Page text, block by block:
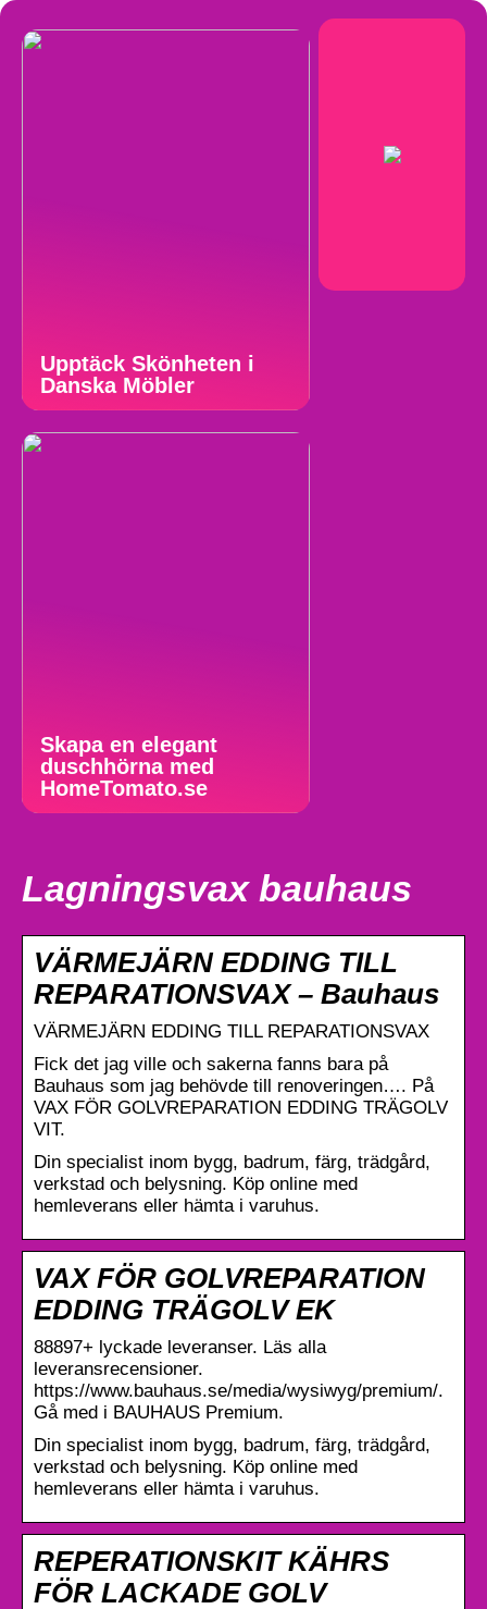
Upptäck Skönheten i
Danska Möbler
Skapa en elegant
duschhörna med
HomeTomato.se
Lagningsvax bauhaus
VÄRMEJÄRN EDDING TILL
REPARATIONSVAX – Bauhaus
VÄRMEJÄRN EDDING TILL REPARATIONSVAX
Fick det jag ville och sakerna fanns bara på
Bauhaus som jag behövde till renoveringen…. På
VAX FÖR GOLVREPARATION EDDING TRÄGOLV
VIT.
Din specialist inom bygg, badrum, färg, trädgård,
verkstad och belysning. Köp online med
hemleverans eller hämta i varuhus.
VAX FÖR GOLVREPARATION
EDDING TRÄGOLV EK
88897+ lyckade leveranser. Läs alla
leveransrecensioner.
https://www.bauhaus.se/media/wysiwyg/premium/.
Gå med i BAUHAUS Premium.
Din specialist inom bygg, badrum, färg, trädgård,
verkstad och belysning. Köp online med
hemleverans eller hämta i varuhus.
REPERATIONSKIT KÄHRS
FÖR LACKADE GOLV